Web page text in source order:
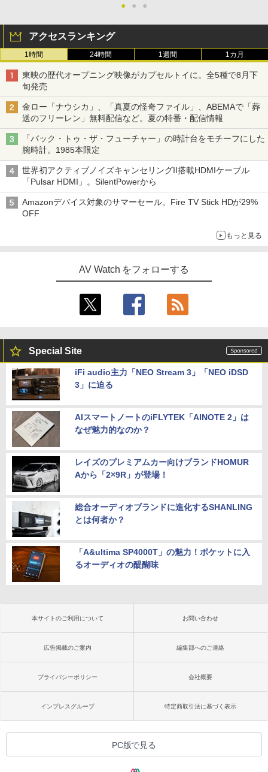
● ● ●
アクセスランキング
1時間 24時間 1週間 1カ月
東映の歴代オープニング映像がカプセルトイに。全5種で8月下
旬発売
金ロー「ナウシカ」、「真夏の怪奇ファイル」、ABEMAで「葬
送のフリーレン」無料配信など。夏の特番・配信情報
「バック・トゥ・ザ・フューチャー」の時計台をモチーフにした
腕時計。1985本限定
世界初アクティブノイズキャンセリングII搭載HDMIケーブル
「Pulsar HDMI」。SilentPowerから
Amazonデバイス対象のサマーセール。Fire TV Stick HDが29%
OFF
もっと見る
AV Watch をフォローする
Special Site
iFi audio主力「NEO Stream 3」「NEO iDSD
3」に迫る
AIスマートノートのiFLYTEK「AINOTE 2」は
なぜ魅力的なのか？
レイズのプレミアムカー向けブランドHOMUR
Aから「2×9R」が登場！
総合オーディオブランドに進化するSHANLING
とは何者か？
「A&ultima SP4000T」の魅力！ポケットに入
るオーディオの醍醐味
本サイトのご利用について お問い合わせ
広告掲載のご案内 編集部へのご連絡
プライバシーポリシー 会社概要
インプレスグループ 特定商取引法に基づく表示
PC版で見る